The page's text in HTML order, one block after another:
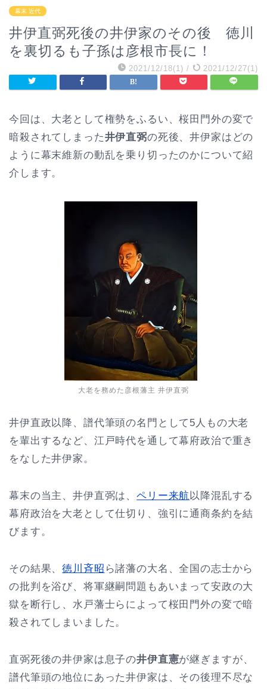
幕末 近代
井伊直弼死後の井伊家のその後 徳川
を裏切るも子孫は彦根市長に！
2021/12/18(1) / 2021/12/27(1)
今回は、大老として権勢をふるい、桜田門外の変で
暗殺されてしまった井伊直弼の死後、井伊家はどの
ように幕末維新の動乱を乗り切ったのかについて紹
介します。
大老を務めた彦根藩主 井伊直弼
井伊直政以降、譜代筆頭の名門として5人もの大老
を輩出するなど、江戸時代を通して幕府政治で重き
をなした井伊家。
幕末の当主、井伊直弼は、ペリー来航以降混乱する
幕府政治を大老として仕切り、強引に通商条約を結
びます。
その結果、徳川斉昭 ら諸藩の大名、全国の志士から
の批判を浴び、将軍継嗣問題もあいまって安政の大
獄を断行し、水戸藩士らによって桜田門外の変で暗
殺されてしまいました。
直弼死後の井伊家は息子の井伊直憲が継ぎますが、
譜代筆頭の地位にあった井伊家は、その後理不尽な